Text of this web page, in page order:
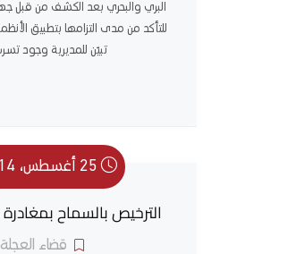
البري والبحري بعد الكشف من قبل
للتأكد من مدى التزامها بتطبيق
تبيّن للمديرية وجود
25 أغسطس، 2014
الترخيص بالسماح
قضاء العجلة